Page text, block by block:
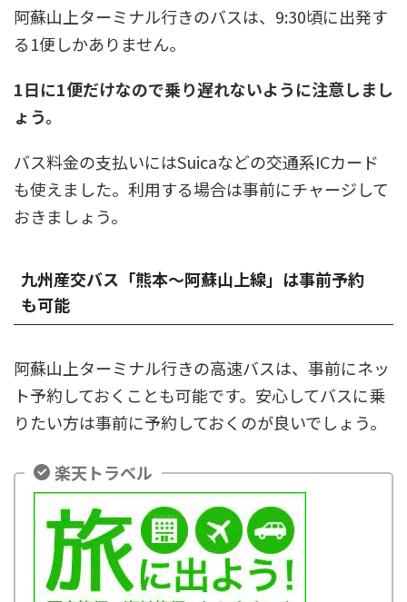
阿蘇山上ターミナル行きのバスは、9:30頃に出発す
る1便しかありません。
1日に1便だけなので乗り遅れないように注意しまし
ょう。
バス料金の支払いにはSuicaなどの交通系ICカード
も使えました。利用する場合は事前にチャージして
おきましょう。
九州産交バス「熊本～阿蘇山上線」は事前予約
も可能
阿蘇山上ターミナル行きの高速バスは、事前にネッ
ト予約しておくことも可能です。安心してバスに乗
りたい方は事前に予約しておくのが良いでしょう。
楽天トラベル